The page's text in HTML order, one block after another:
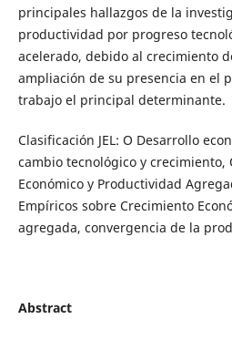
principales hallazgos de la
productividad por progreso
acelerado, debido al crecimiento
ampliación de su presencia en el
trabajo el principal determinante.
Clasificación JEL: O Desarrollo
cambio tecnológico y crecimiento,
Económico y Productividad
Empíricos sobre Crecimiento
agregada, convergencia de la
Abstract